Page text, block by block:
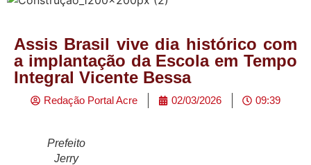
Assis Brasil vive dia histórico com
a implantação da Escola em Tempo
Integral Vicente Bessa
Redação Portal Acre 02/03/2026 09:39
Prefeito
Jerry